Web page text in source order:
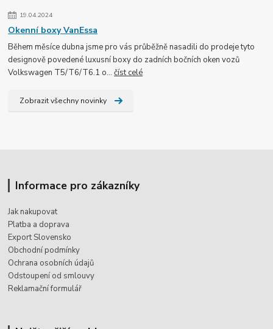
19.04.2024
Okenní boxy VanEssa
Během měsíce dubna jsme pro vás průběžně nasadili do prodeje tyto
designově povedené luxusní boxy do zadních bočních oken vozů
Volkswagen T5/T6/T6.1 o...číst celé
Zobrazit všechny novinky
Informace pro zákazníky
Jak nakupovat
Platba a doprava
Export Slovensko
Obchodní podmínky
Ochrana osobních údajů
Odstoupení od smlouvy
Reklamační formulář